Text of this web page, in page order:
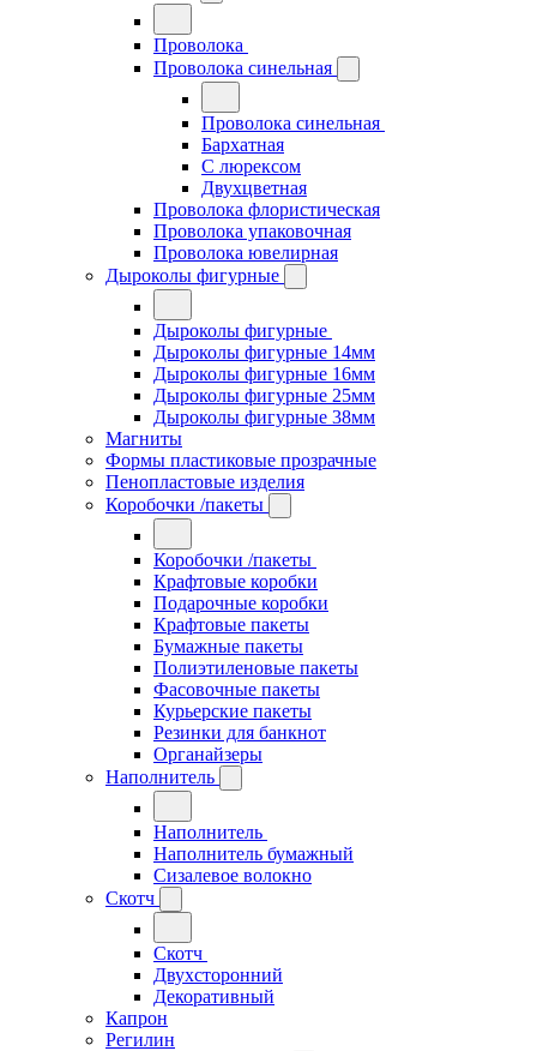
Проволока
Проволока синельная
Проволока синельная
Бархатная
С люрексом
Двухцветная
Проволока флористическая
Проволока упаковочная
Проволока ювелирная
Дыроколы фигурные
Дыроколы фигурные
Дыроколы фигурные 14мм
Дыроколы фигурные 16мм
Дыроколы фигурные 25мм
Дыроколы фигурные 38мм
Магниты
Формы пластиковые прозрачные
Пенопластовые изделия
Коробочки /пакеты
Коробочки /пакеты
Крафтовые коробки
Подарочные коробки
Крафтовые пакеты
Бумажные пакеты
Полиэтиленовые пакеты
Фасовочные пакеты
Курьерские пакеты
Резинки для банкнот
Органайзеры
Наполнитель
Наполнитель
Наполнитель бумажный
Сизалевое волокно
Скотч
Скотч
Двухсторонний
Декоративный
Капрон
Регилин